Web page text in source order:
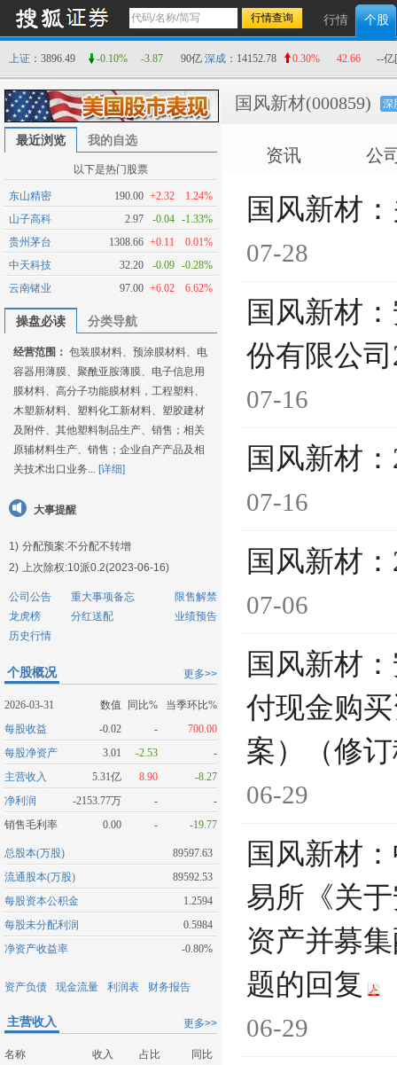
行情 个股
上证 ：3896.49 -0.10% -3.87 90亿 深成 ：14152.78 0.30% 42.66 --亿
最近浏览 我的自选
以下是热门股票
东山精密 190.00 +2.32
1.24%
山子高科
2.97 -0.04 -1.33%
贵州茅台
1308.66 +0.11
0.01%
中天科技
32.20 -0.09 -0.28%
云南锗业
97.00 +6.02 6.62%
操盘必读 分类导航
经营范围： 包装膜材料、预涂膜材料、电
容器用薄膜、聚酰亚胺薄膜、电子信息用
膜材料、高分子功能膜材料，工程塑料、
木塑新材料、塑料化工新材料、塑胶建材
及附件、其他塑料制品生产、销售；相关
原辅材料生产、销售；企业自产产品及相
关技术出口业务... [详细]
大事提醒
1) 分配预案:不分配不转增
2) 上次除权:10派0.2(2023-06-16)
公司公告 重大事项备忘
限售解禁
龙虎榜
分红送配
业绩预告
历史行情
更多>>
个股概况
2026-03-31 数值 同比%
当季环比%
每股收益
-0.02 -
700.00
每股净资产
3.01 -2.53
-
主营收入
5.31亿 8.90
-8.27
净利润
-2153.77万 -
-
销售毛利率
0.00 - -19.77
总股本(万股)
89597.63
流通股本(万股)
89592.53
每股资本公积金
1.2594
每股未分配利润
0.5984
净资产收益率
-0.80%
资产负债 现金流量 利润表 财务报告
更多>>
主营收入
名称 收入 占比
同比
国风新材(000859) 深
资讯 公
国风新材
07-28
国风新材
份有限公
07-16
国风新材
07-16
国风新材
07-06
国风新材
付现金购
案）（修
06-29
国风新材
易所《关
资产并募
题的回复
06-29